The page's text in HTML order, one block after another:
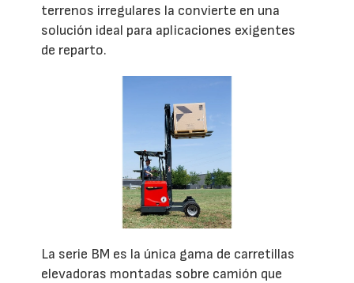
terrenos irregulares la convierte en una
solución ideal para aplicaciones exigentes
de reparto.
La serie BM es la única gama de carretillas
elevadoras montadas sobre camión que